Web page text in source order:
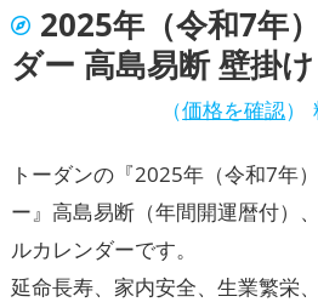
2025年（令和7年
ダー 高島易断 壁掛
（価格を確認）
トーダンの『2025年（令和7年
ー』高島易断（年間開運暦付）
ルカレンダーです。
延命長寿、家内安全、生業繁栄